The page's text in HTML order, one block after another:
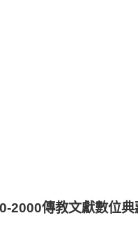
2000傳教文獻數位